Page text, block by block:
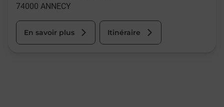
74000 ANNECY
En savoir plus Itinéraire